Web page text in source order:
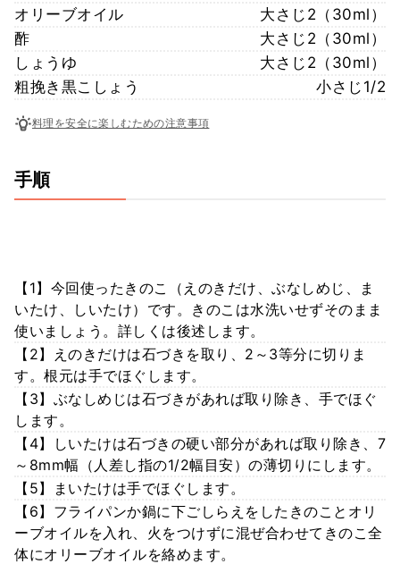
オリーブオイル
大さじ2（30ml）
酢
大さじ2（30ml）
しょうゆ
大さじ2（30ml）
粗挽き黒こしょう
小さじ1/2
料理を安全に楽しむための注意事項
手順
【1】今回使ったきのこ（えのきだけ、ぶなしめじ、ま
いたけ、しいたけ）です。きのこは水洗いせずそのまま
使いましょう。詳しくは後述します。
【2】えのきだけは石づきを取り、2～3等分に切りま
す。根元は手でほぐします。
【3】ぶなしめじは石づきがあれば取り除き、手でほぐ
します。
【4】しいたけは石づきの硬い部分があれば取り除き、7
～8mm幅（人差し指の1/2幅目安）の薄切りにします。
【5】まいたけは手でほぐします。
【6】フライパンか鍋に下ごしらえをしたきのことオリ
ーブオイルを入れ、火をつけずに混ぜ合わせてきのこ全
体にオリーブオイルを絡めます。